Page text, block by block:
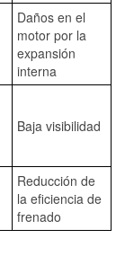
Daños en el
motor por la
expansión
interna
Baja visibilidad
Reducción de
la eficiencia de
frenado